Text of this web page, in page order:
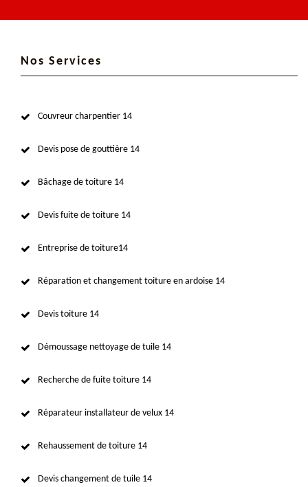
Nos Services
Couvreur charpentier 14
Devis pose de gouttière 14
Bâchage de toiture 14
Devis fuite de toiture 14
Entreprise de toiture14
Réparation et changement toiture en ardoise 14
Devis toiture 14
Démoussage nettoyage de tuile 14
Recherche de fuite toiture 14
Réparateur installateur de velux 14
Rehaussement de toiture 14
Devis changement de tuile 14